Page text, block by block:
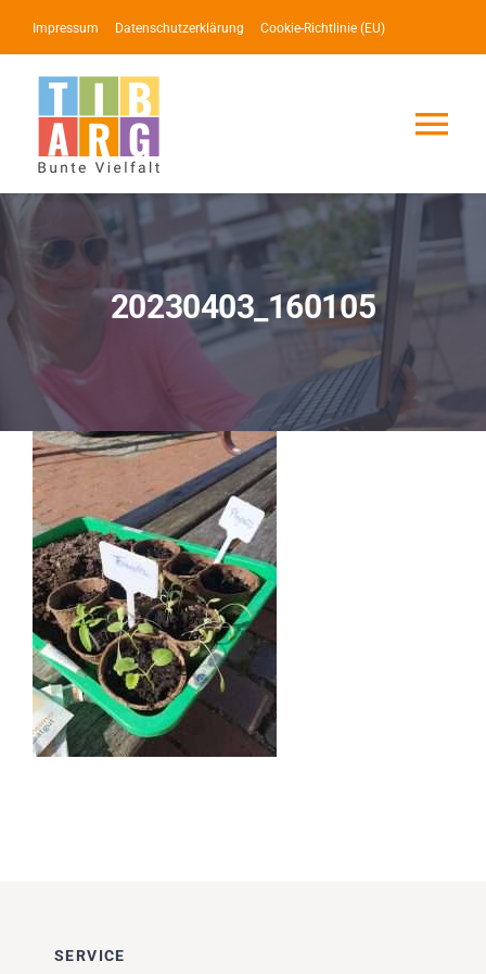
Inhalt
springen
Impressum Datenschutzerklärung Cookie-Richtlinie (EU)
Lotse
Service
Events
Impressionen
Über uns
SUCHE
NACH:
20230403_160105
SERVICE